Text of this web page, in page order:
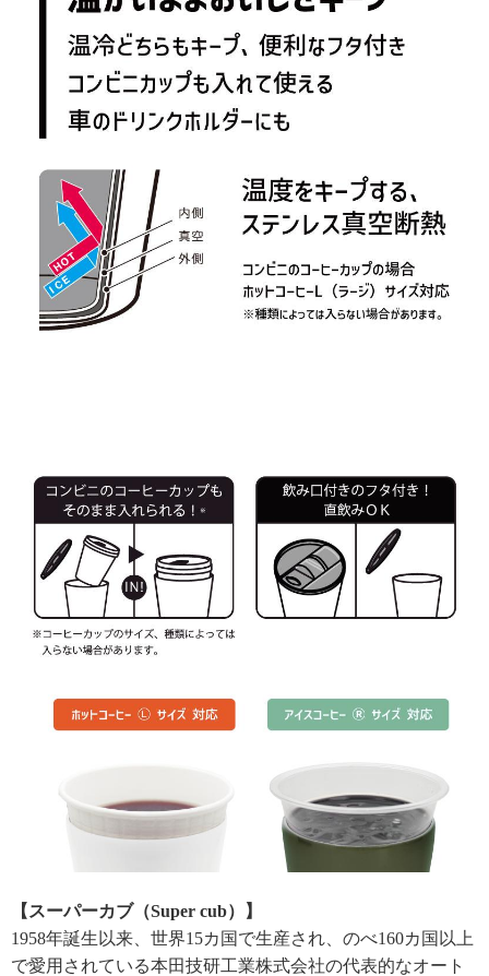
【スーパーカブ（Super cub）】
1958年誕生以来、世界15カ国で生産され、のべ160カ国以上
で愛用されている本田技研工業株式会社の代表的なオート